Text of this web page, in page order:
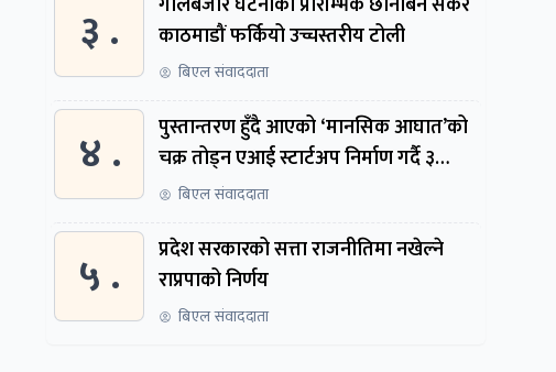
३ .
काठमाडौं फर्कियो उच्चस्तरीय टोली
बिएल संवाददाता
४ .
पुस्तान्तरण हुँदै आएको ‘मानसिक आघात’को
चक्र तोड्न एआई स्टार्टअप निर्माण गर्दै ३
नेपाली
बिएल संवाददाता
५ .
प्रदेश सरकारको सत्ता राजनीतिमा नखेल्ने
राप्रपाको निर्णय
बिएल संवाददाता